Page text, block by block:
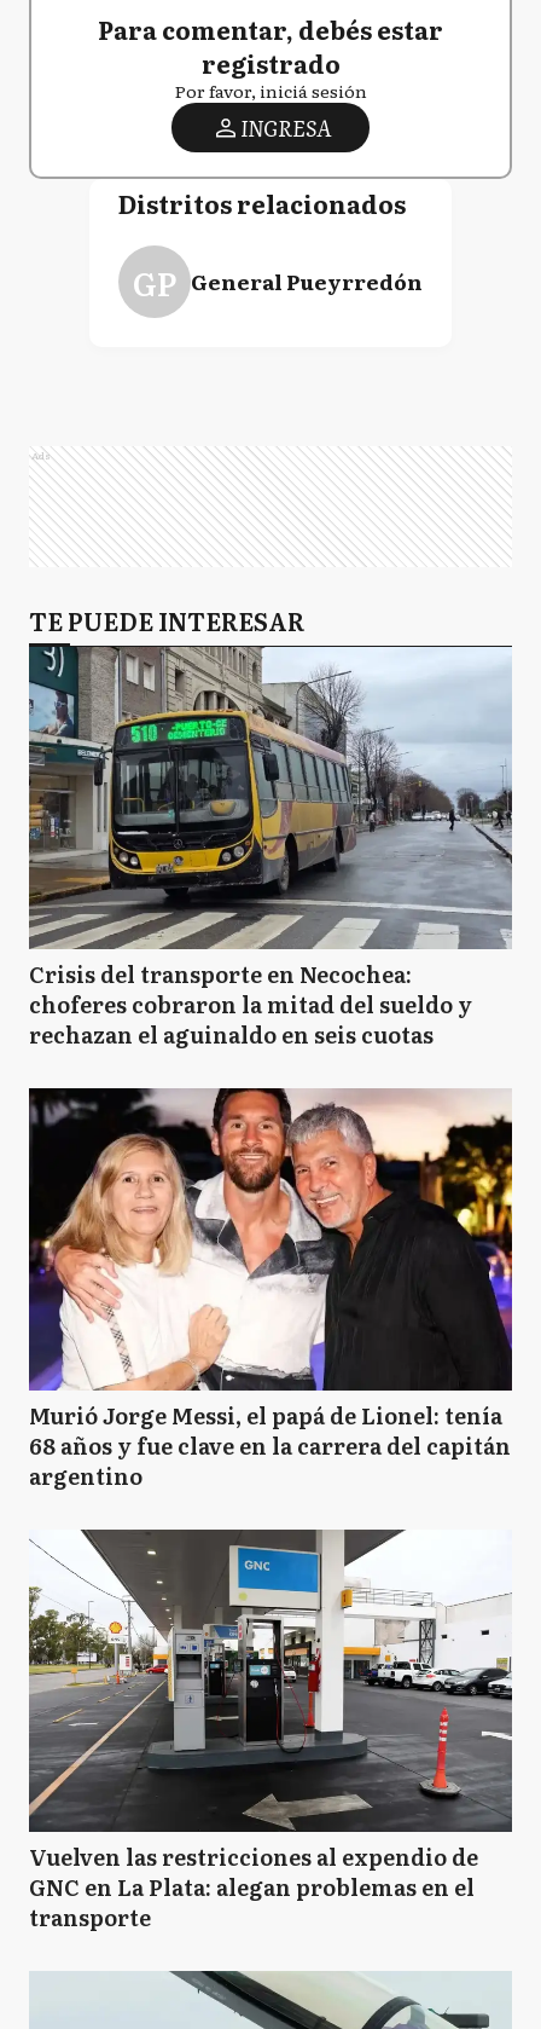
Para comentar, debés estar
registrado
Por favor, iniciá sesión
INGRESA
Distritos relacionados
GP General Pueyrredón
Ads
TE PUEDE INTERESAR
Crisis del transporte en Necochea:
choferes cobraron la mitad del sueldo y
rechazan el aguinaldo en seis cuotas
Murió Jorge Messi, el papá de Lionel: tenía
68 años y fue clave en la carrera del capitán
argentino
Vuelven las restricciones al expendio de
GNC en La Plata: alegan problemas en el
transporte